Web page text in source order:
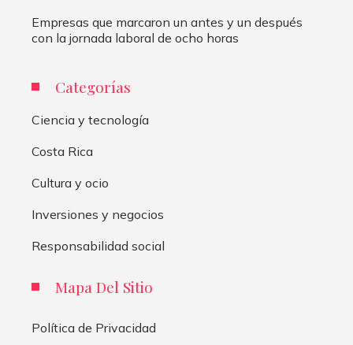
Empresas que marcaron un antes y un después
con la jornada laboral de ocho horas
Categorías
Ciencia y tecnología
Costa Rica
Cultura y ocio
Inversiones y negocios
Responsabilidad social
Mapa Del Sitio
Política de Privacidad